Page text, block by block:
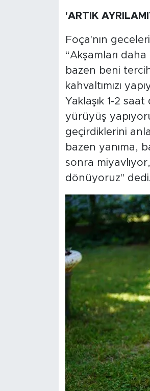
'ARTIK
Foça'nın
“Akşamları
bazen beni
kahvaltımızı
Yaklaşık 1-2
yürüyüş
geçirdiklerini
bazen yanıma,
sonra
dönüyoruz" dedi.